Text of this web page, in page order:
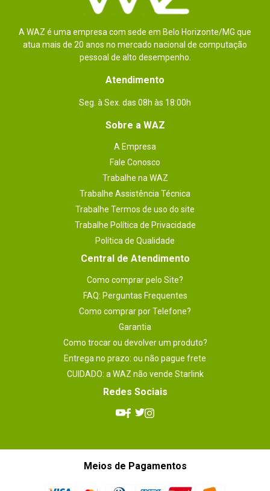
A WAZ é uma empresa com sede em Belo Horizonte/MG que
atua mais de 20 anos no mercado nacional de computação
pessoal de alto desempenho.
Atendimento
Seg. à Sex. das 08h às 18:00h
Sobre a WAZ
A Empresa
Fale Conosco
Trabalhe na WAZ
Trabalhe Assistência Técnica
Trabalhe Termos de uso do site
Trabalhe Política de Privacidade
Política de Qualidade
Central de Atendimento
Como comprar pelo Site?
FAQ: Perguntas Frequentes
Como comprar por Telefone?
Garantia
Como trocar ou devolver um produto?
Entrega no prazo: ou não pague frete
CUIDADO: a WAZ não vende Starlink
Redes Sociais
Meios de Pagamentos